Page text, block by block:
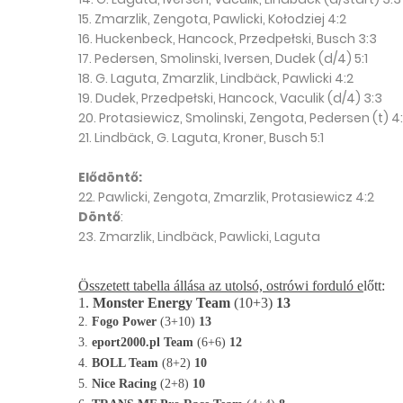
15. Zmarzlik, Zengota, Pawlicki, Kołodziej 4:2
16. Huckenbeck, Hancock, Przedpełski, Busch 3:3
17. Pedersen, Smolinski, Iversen, Dudek (d/4) 5:1
18. G. Laguta, Zmarzlik, Lindbäck, Pawlicki 4:2
19. Dudek, Przedpełski, Hancock, Vaculik (d/4) 3:3
20. Protasiewicz, Smolinski, Zengota, Pedersen (t)
21. Lindbäck, G. Laguta, Kroner, Busch 5:1
Elődöntő:
22. Pawlicki, Zengota, Zmarzlik, Protasiewicz 4:2
Döntő:
23. Zmarzlik, Lindbäck, Pawlicki, Laguta
Összetett tabella állása az utolsó, ostrówi forduló előtt:
1. Monster Energy Team (10+3) 13
2. Fogo Power (3+10) 13
3. eport2000.pl Team (6+6) 12
4. BOLL Team (8+2) 10
5. Nice Racing (2+8) 10